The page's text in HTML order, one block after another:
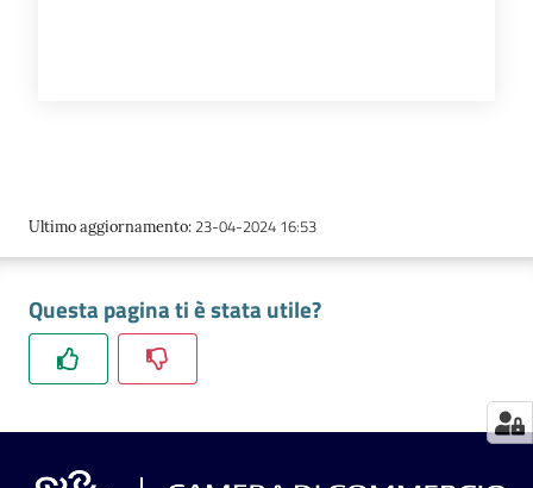
Seguici
Ultimo aggiornamento: 23-04-2024 16:53
Questa pagina ti è stata utile?